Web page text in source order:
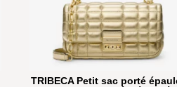
TRIBECA Petit sac porté